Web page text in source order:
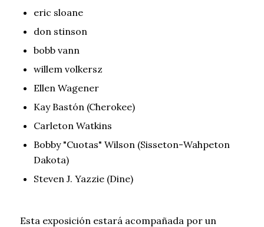
eric sloane
don stinson
bobb vann
willem volkersz
Ellen Wagener
Kay Bastón (Cherokee)
Carleton Watkins
Bobby "Cuotas" Wilson (Sisseton-Wahpeton
Dakota)
Steven J. Yazzie (Dine)
Esta exposición estará acompañada por un